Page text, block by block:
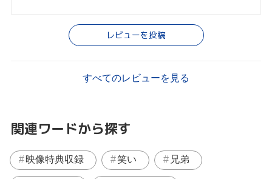
レビューを投稿
すべてのレビューを見る
関連ワードから探す
映像特典収録 笑い 兄弟